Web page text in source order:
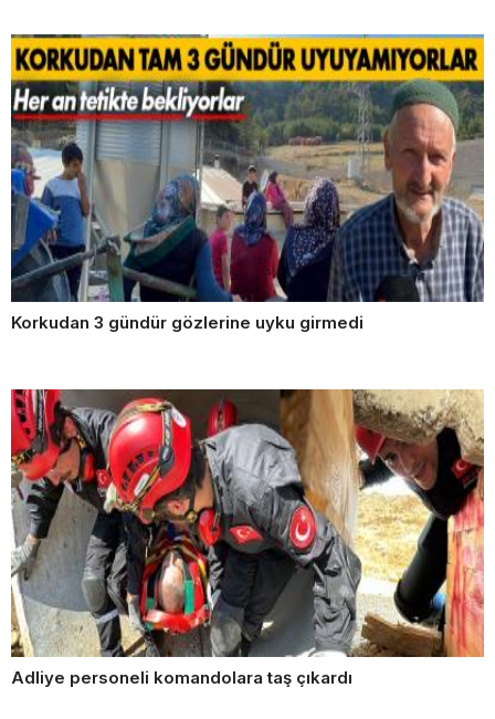
Korkudan 3 gündür gözlerine uyku girmedi
Adliye personeli komandolara taş çıkardı